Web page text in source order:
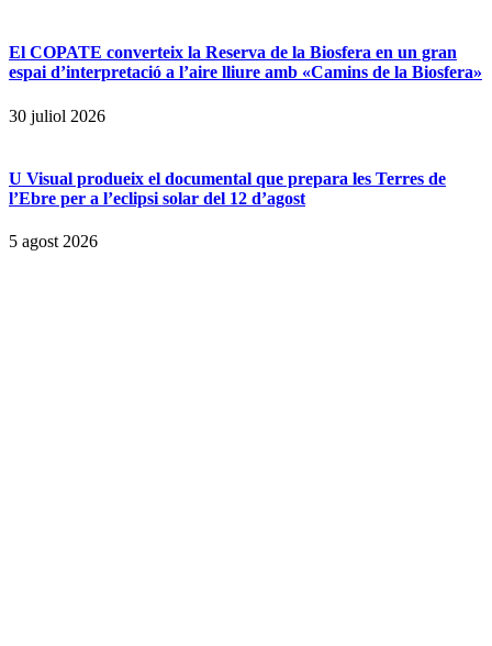
El COPATE converteix la Reserva de la Biosfera en un gran
espai d’interpretació a l’aire lliure amb «Camins de la Biosfera»
30 juliol 2026
U Visual produeix el documental que prepara les Terres de
l’Ebre per a l’eclipsi solar del 12 d’agost
5 agost 2026